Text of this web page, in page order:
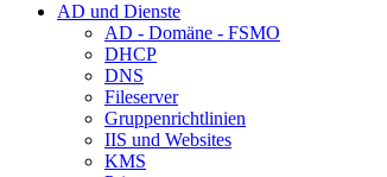
AD und Dienste
AD - Domäne - FSMO
DHCP
DNS
Fileserver
Gruppenrichtlinien
IIS und Websites
KMS